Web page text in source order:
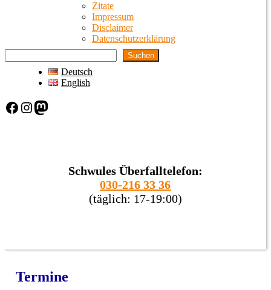
Zitate
Impressum
Disclaimer
Datenschutzerklärung
Suchen
Deutsch
English
Facebook Instagram Mastodon
Schwules Überfalltelefon:
030-216 33 36
(täglich: 17-19:00)
Termine